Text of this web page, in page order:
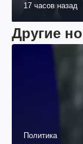
17 часов назад
Другие
Политика